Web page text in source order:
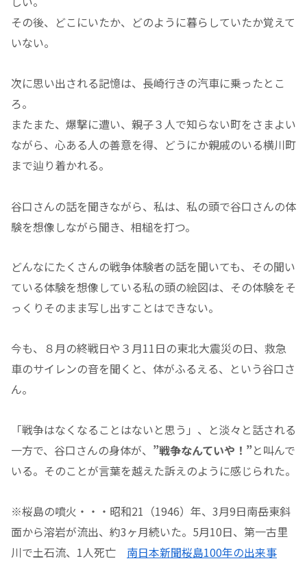
その後、どこにいたか、どのように暮らしていたか覚えて
いない。
次に思い出される記憶は、長崎行きの汽車に乗ったとこ
ろ。
またまた、爆撃に遭い、親子３人で知らない町をさまよい
ながら、心ある人の善意を得、どうにか親戚のいる横川町
まで辿り着かれる。
谷口さんの話を聞きながら、私は、私の頭で谷口さんの体
験を想像しながら聞き、相槌を打つ。
どんなにたくさんの戦争体験者の話を聞いても、その聞い
ている体験を想像している私の頭の絵図は、その体験をそ
っくりそのまま写し出すことはできない。
今も、８月の終戦日や３月11日の東北大震災の日、救急
車のサイレンの音を聞くと、体がふるえる、という谷口さ
ん。
「戦争はなくなることはないと思う」、と淡々と話される
一方で、谷口さんの身体が、 ”戦争なんていや！”と叫んで
いる。そのことが言葉を越えた訴えのように感じられた。
※桜島の噴火・・・昭和21（1946）年、3月9日南岳東斜
面から溶岩が流出、約3ヶ月続いた。5月10日、第一古里
川で土石流、1人死亡 南日本新聞桜島100年の出来事